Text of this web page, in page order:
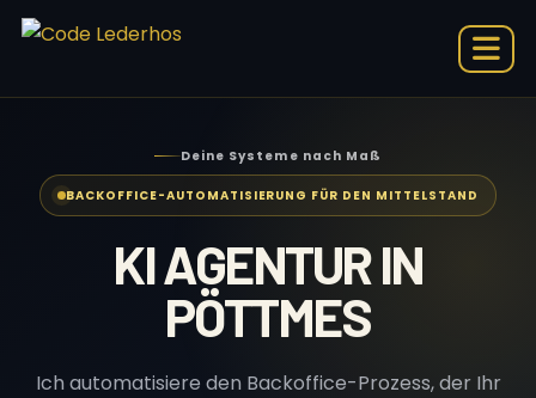
Deine Systeme nach Maß
BACKOFFICE-AUTOMATISIERUNG FÜR DEN MITTELSTAND
KI AGENTUR IN
PÖTTMES
Ich automatisiere den Backoffice-Prozess, der Ihr